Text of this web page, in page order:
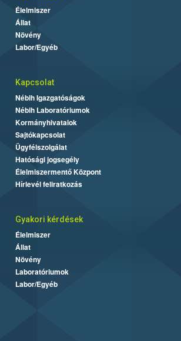
Élelmiszer
Állat
Növény
Labor/Egyéb
Kapcsolat
Nébih Igazgatóságok
Nébih Laboratóriumok
Kormányhivatalok
Sajtókapcsolat
Ügyfélszolgálat
Hatósági jogsegély
Élelmiszermentő Központ
Hírlevél feliratkozás
Gyakori kérdések
Élelmiszer
Állat
Növény
Laboratóriumok
Labor/Egyéb